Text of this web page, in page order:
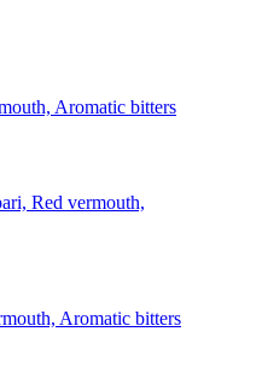
Aromatic bitters
Red vermouth,
Aromatic bitters